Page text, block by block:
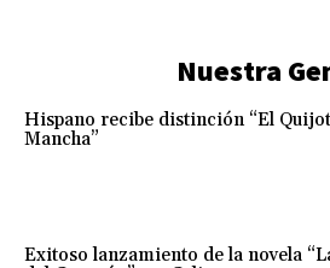
Nuestra
Hispano recibe distinción “El
Mancha”
Exitoso lanzamiento de la novela